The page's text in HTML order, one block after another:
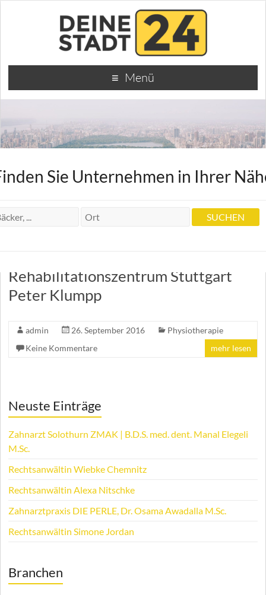
Menü
Klumpp
Sie Unternehmen in Ihrer
Rehabilitationszentrum Stuttgart
Peter Klumpp
admin 26. September 2016
Physiotherapie
Keine Kommentare
mehr lesen
Neuste Einträge
Zahnarzt Solothurn ZMAK | B.D.S. med. dent. Manal Elegeli
M.Sc.
Rechtsanwältin Wiebke Chemnitz
Rechtsanwältin Alexa Nitschke
Zahnarztpraxis DIE PERLE, Dr. Osama Awadalla M.Sc.
Rechtsanwältin Simone Jordan
Branchen